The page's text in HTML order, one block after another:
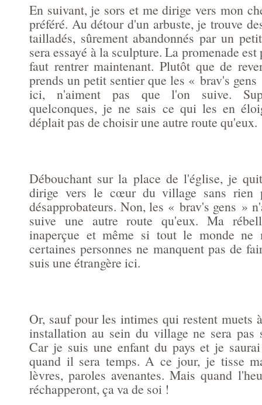
En suivant, je sors et me dirige vers mon
préféré. Au détour d'un arbuste, je trouve
tailladés, sûrement abandonnés par un
sera essayé à la sculpture. La promenade
faut rentrer maintenant. Plutôt que de
prends un petit sentier que les « brav's
ici, n'aiment pas que l'on suive.
quelconques, je ne sais ce qui les en
déplait pas de choisir une autre route qu'eux.
Débouchant sur la place de l'église, je
dirige vers le cœur du village sans rien
désapprobateurs. Non, les « brav's gens »
suive une autre route qu'eux. Ma
inaperçue et même si tout le monde ne
certaines personnes ne manquent pas de
suis une étrangère ici.
Or, sauf pour les intimes qui restent muets
installation au sein du village ne sera pas
Car je suis une enfant du pays et je
quand il sera temps. A ce jour, je tisse
lèvres, paroles avenantes. Mais quand
réchapperont, ça va de soi !